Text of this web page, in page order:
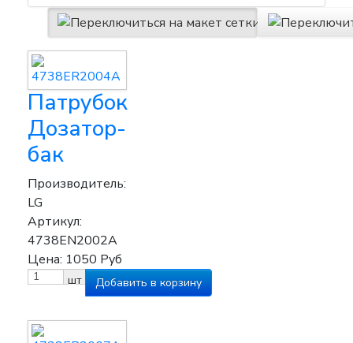
Патрубок
Дозатор-
бак
Производитель:
LG
Артикул:
4738EN2002A
Цена: 1050 Руб
шт